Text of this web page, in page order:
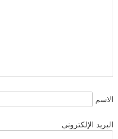
الاسم
البريد الإلكتروني